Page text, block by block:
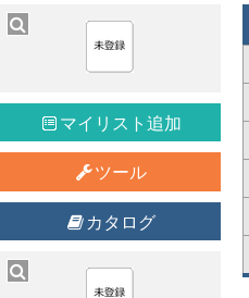
マイリスト追加
ツール
カタログ